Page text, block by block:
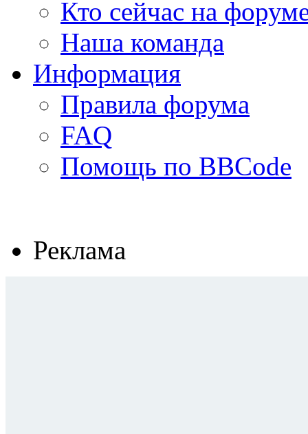
Кто сейчас на
Наша команда
Информация
Правила форума
FAQ
Помощь по BBCode
Реклама